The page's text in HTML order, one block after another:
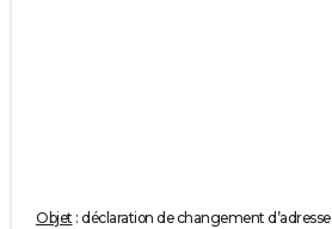
Objet : déclaration de changement d’adresse